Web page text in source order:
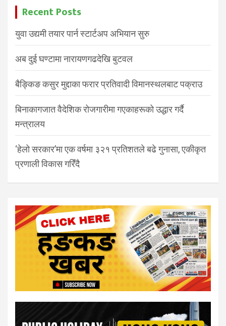
Recent Posts
युवा उद्यमी तयार पार्न स्टार्टअप अभियान सुरु
अब दुई घण्टामा नारायणगढदेखि बुटवल
बैङ्किङ कसुर मुद्दाका फरार प्रतिवादी विमानस्थलबाट पक्राउ
बिनाकागजात वैदेशिक रोजगारीमा गएकाहरूको उद्धार गर्दै
मन्त्रालय
‘हेलो सरकार’मा एक वर्षमा ३२१ प्रतिशतले बढे गुनासा, एकीकृत
प्रणाली विकास गरिँदै